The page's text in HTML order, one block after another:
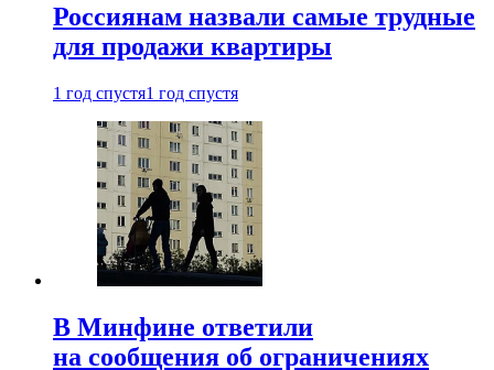
Россиянам назвали самые трудные
для продажи квартиры
1 год спустя1 год спустя
В Минфине ответили
на сообщения об ограничениях